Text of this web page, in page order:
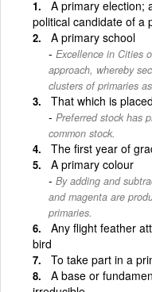
A primary election;
political candidate of a
A primary school
Excellence in Cities
approach, whereby
clusters of primaries
That which is
Preferred stock has
common stock.
The first year of
A primary colour
By adding and
and magenta are
primaries.
Any flight feather
bird
To take part in a
A base or